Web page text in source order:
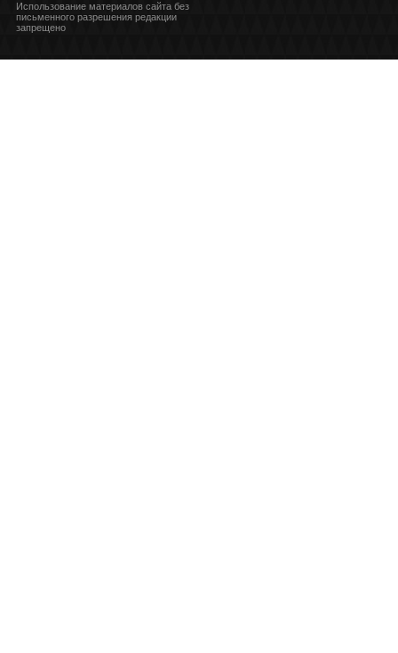
Использование материалов сайта без
письменного разрешения редакции
запрещено